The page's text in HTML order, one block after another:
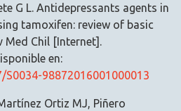
G L. Antidepressants agents in
tamoxifen: review of basic
Med Chil [Internet].
en:
98872016001000013
Ortiz MJ, Piñero